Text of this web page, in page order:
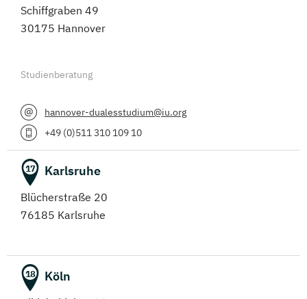
Schiffgraben 49
30175 Hannover
Studienberatung
hannover-dualesstudium@iu.org
+49 (0)511 310 109 10
17 Karlsruhe
Blücherstraße 20
76185 Karlsruhe
18 Köln